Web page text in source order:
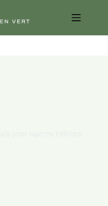
pour espaces tertiaires